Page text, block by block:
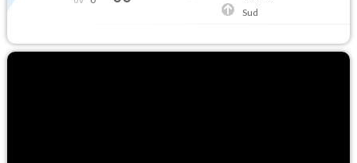
Sud